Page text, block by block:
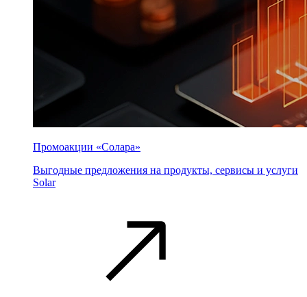
Промоакции «Солара»
Выгодные предложения на продукты, сервисы и услуги
Solar